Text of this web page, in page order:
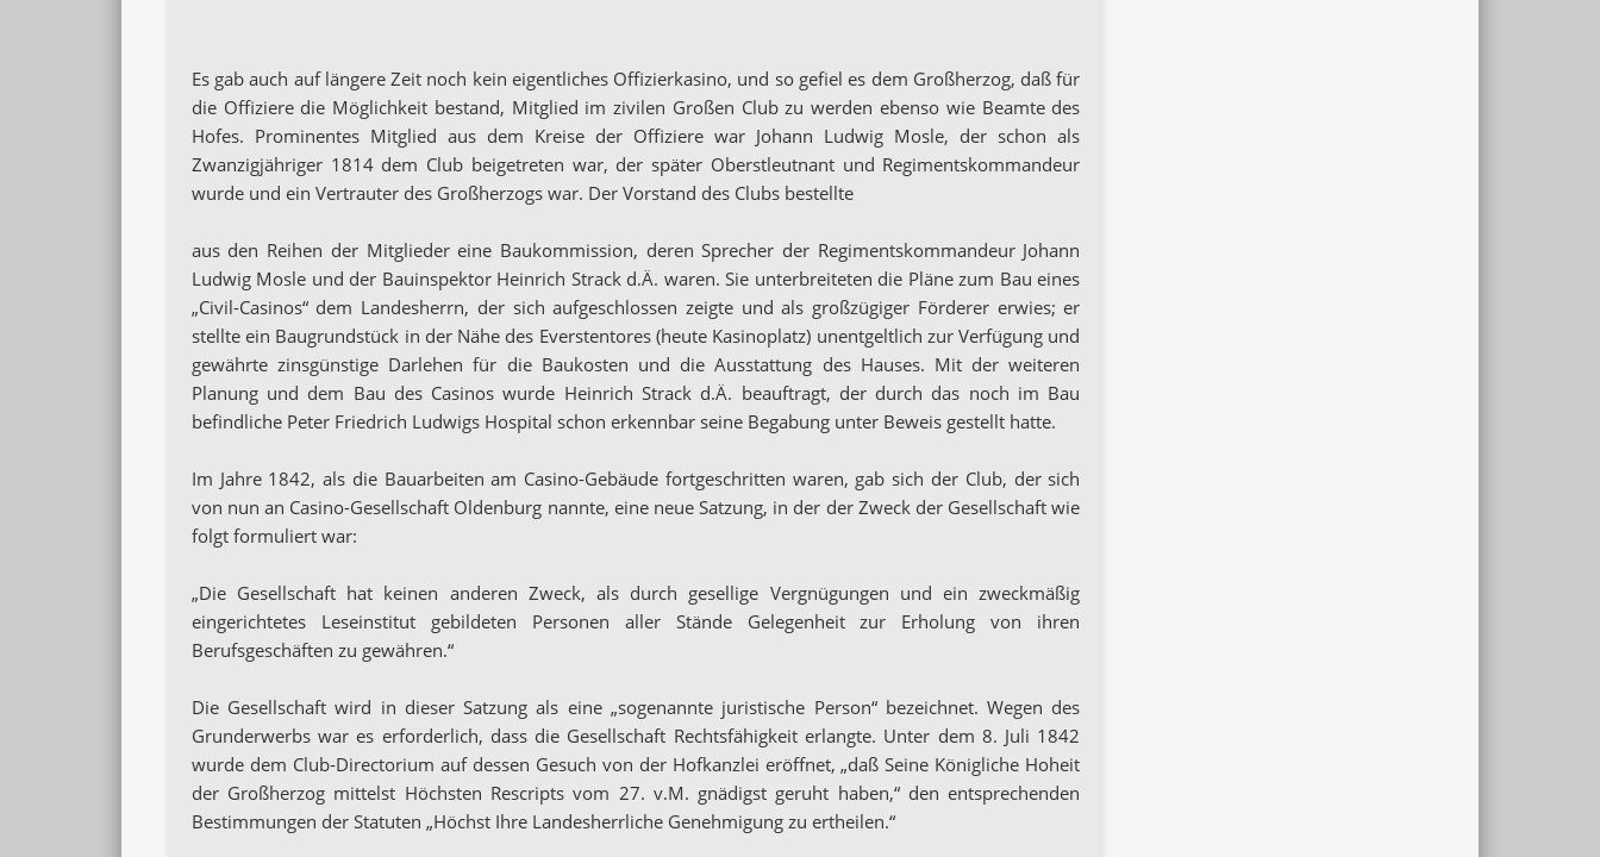
Es gab auch auf längere Zeit noch kein eigentliches Offizierkasino, und so gefiel es dem Großherzog, daß für
die Offiziere die Möglichkeit bestand, Mitglied im zivilen Großen Club zu werden ebenso wie Beamte des
Hofes. Prominentes Mitglied aus dem Kreise der Offiziere war Johann Ludwig Mosle, der schon als
Zwanzigjähriger 1814 dem Club beigetreten war, der später Oberstleutnant und Regimentskommandeur
wurde und ein Vertrauter des Großherzogs war. Der Vorstand des Clubs bestellte
aus den Reihen der Mitglieder eine Baukommission, deren Sprecher der Regimentskommandeur Johann
Ludwig Mosle und der Bauinspektor Heinrich Strack d.Ä. waren. Sie unterbreiteten die Pläne zum Bau eines
„Civil-Casinos“ dem Landesherrn, der sich aufgeschlossen zeigte und als großzügiger Förderer erwies; er
stellte ein Baugrundstück in der Nähe des Everstentores (heute Kasinoplatz) unentgeltlich zur Verfügung und
gewährte zinsgünstige Darlehen für die Baukosten und die Ausstattung des Hauses. Mit der weiteren
Planung und dem Bau des Casinos wurde Heinrich Strack d.Ä. beauftragt, der durch das noch im Bau
befindliche Peter Friedrich Ludwigs Hospital schon erkennbar seine Begabung unter Beweis gestellt hatte.
Im Jahre 1842, als die Bauarbeiten am Casino-Gebäude fortgeschritten waren, gab sich der Club, der sich
von nun an Casino-Gesellschaft Oldenburg nannte, eine neue Satzung, in der der Zweck der Gesellschaft wie
folgt formuliert war:
„Die Gesellschaft hat keinen anderen Zweck, als durch gesellige Vergnügungen und ein zweckmäßig
eingerichtetes Leseinstitut gebildeten Personen aller Stände Gelegenheit zur Erholung von ihren
Berufsgeschäften zu gewähren.“
Die Gesellschaft wird in dieser Satzung als eine „sogenannte juristische Person“ bezeichnet. Wegen des
Grunderwerbs war es erforderlich, dass die Gesellschaft Rechtsfähigkeit erlangte. Unter dem 8. Juli 1842
wurde dem Club-Directorium auf dessen Gesuch von der Hofkanzlei eröffnet,„daß Seine Königliche Hoheit
der Großherzog mittelst Höchsten Rescripts vom 27. v.M. gnädigst geruht haben,“ den entsprechenden
Bestimmungen der Statuten „Höchst Ihre Landesherrliche Genehmigung zu ertheilen.“